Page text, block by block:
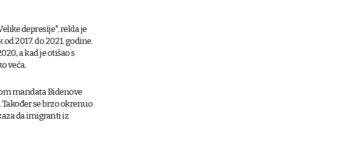
depresije", rekla je
2017. do 2021. godine.
a kad je otišao s
veća.
mandata Bidenove
se brzo okrenuo
da imigranti iz